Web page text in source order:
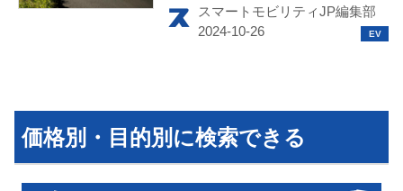
EV
電動バイク
スマートモビリティJP編集部
価格別・目的別に検索できる